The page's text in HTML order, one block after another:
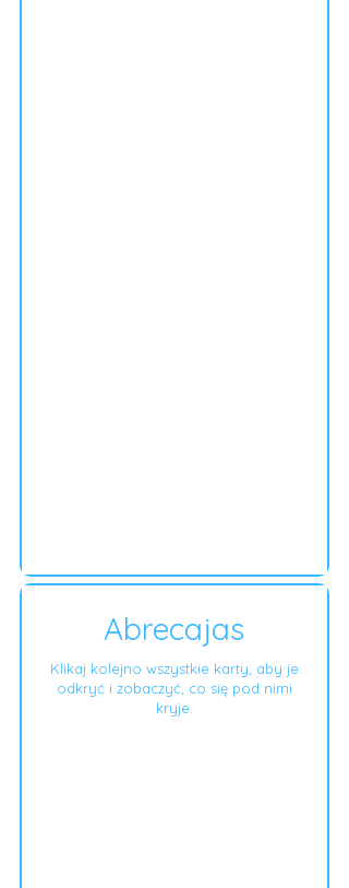
Abrecajas
Klikaj kolejno wszystkie karty, aby je
odkryć i zobaczyć, co się pod nimi
kryje.